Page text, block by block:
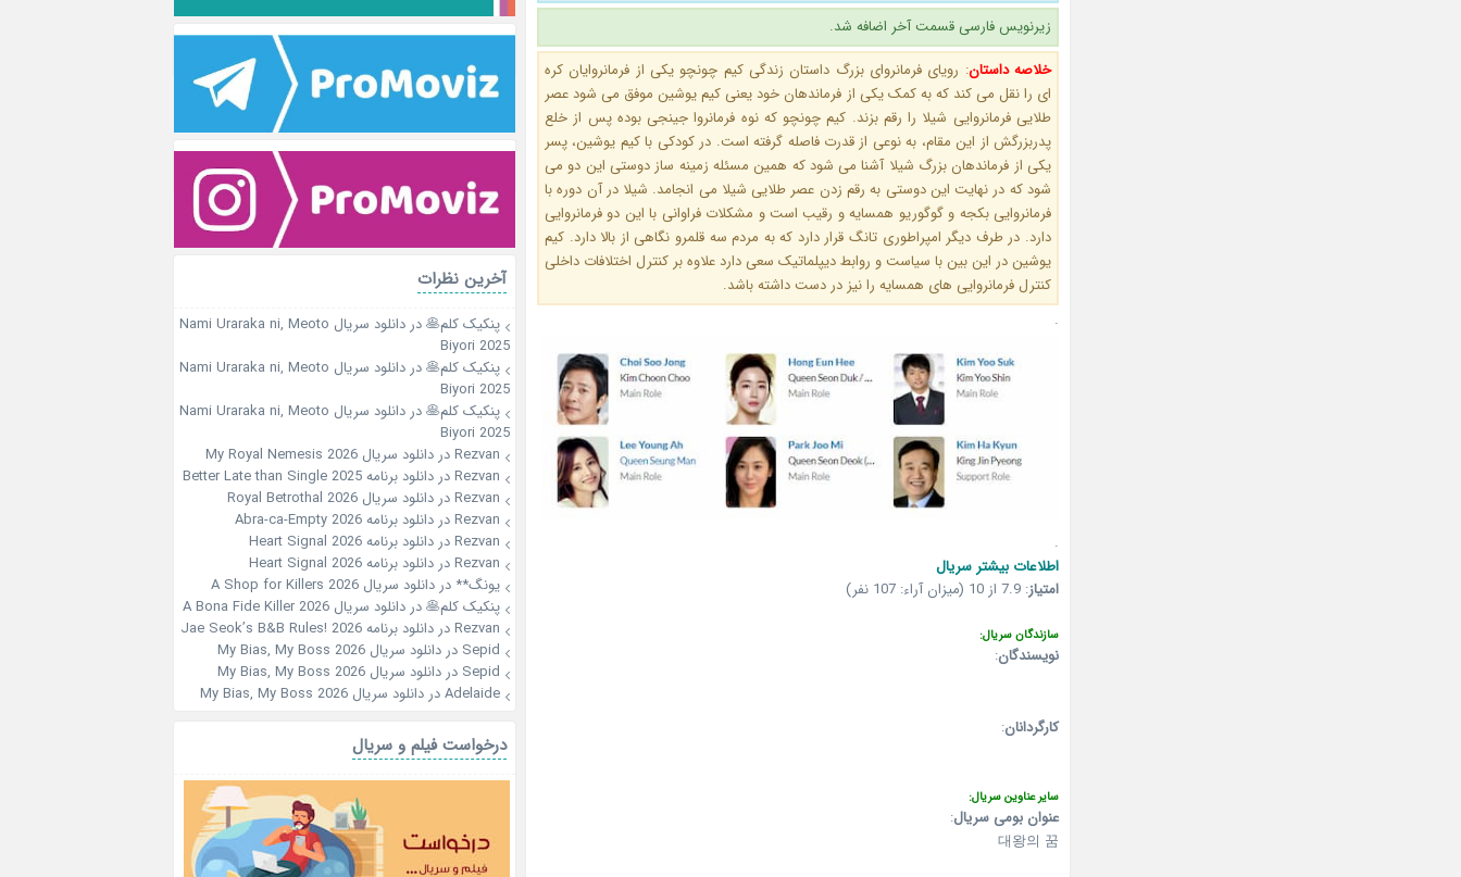
زیرنویس فارسی قسمت آخر اضافه شد.
خلاصه داستان: رویای فرمانروای بزرگ داستان زندگی کیم چونچو یکی از فرمانروایان کره
ای را نقل می کند که به کمک یکی از فرماندهان خود یعنی کیم یوشین موفق می شود عصر
طلایی فرمانروایی شیلا را رقم بزند. کیم چونچو که نوه فرمانروا جینجی بوده پس از خلع
پدربزرگش از این مقام، به نوعی از قدرت فاصله گرفته است. در کودکی با کیم یوشین، پسر
یکی از فرماندهان بزرگ شیلا آشنا می شود که همین مسئله زمینه ساز دوستی این دو می
شود که در نهایت این دوستی به رقم زدن عصر طلایی شیلا می انجامد. شیلا در آن دوره با
فرمانروایی بکجه و گوگوریو همسایه و رقیب است و مشکلات فراوانی با این دو فرمانروایی
دارد. در طرف دیگر امپراطوری تانگ قرار دارد که به مردم سه قلمرو نگاهی از بالا دارد. کیم
یوشین در این بین با سیاست و روابط دیپلماتیک سعی دارد علاوه بر کنترل اختلافات داخلی
کنترل فرمانروایی های همسایه را نیز در دست داشته باشد.
.
.
اطلاعات بیشتر سریال
امتیاز: 7.9 از 10 (میزان آراء: 107 نفر)
سازندگان سریال:
نویسندگان:
کارگردانان:
سایر عناوین سریال:
عنوان بومی سریال:
대왕의 꿈
آخرین نظرات
پنکیک کلم🥞در
دانلود سریال Nami Uraraka ni, Meoto
Biyori 2025
پنکیک کلم🥞در
دانلود سریال Nami Uraraka ni, Meoto
Biyori 2025
پنکیک کلم🥞در
دانلود سریال Nami Uraraka ni, Meoto
Biyori 2025
Rezvanدر دانلود سریال My Royal Nemesis 2026
Rezvanدر دانلود برنامه Better Late than Single 2025
Rezvanدر دانلود سریال Royal Betrothal 2026
Rezvanدر دانلود برنامه Abra-ca-Empty 2026
Rezvanدر دانلود برنامه Heart Signal 2026
Rezvanدر دانلود برنامه Heart Signal 2026
یونگ** در دانلود سریال A Shop for Killers 2026
پنکیک کلم🥞در دانلود سریال A Bona Fide Killer 2026
Rezvanدر دانلود برنامه Jae Seok’s B&B Rules! 2026
Sepid در دانلود سریال My Bias, My Boss 2026
Sepid در دانلود سریال My Bias, My Boss 2026
Adelaideدر دانلود سریال My Bias, My Boss 2026
درخواست فیلم و سریال